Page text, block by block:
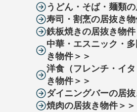
うどん・そば・麺類
寿司・割烹の居抜き物
鉄板焼きの居抜き物件
中華・エスニック・
き物件＞＞
洋食（フレンチ・イ
き物件＞＞
ダイニングバーの居抜
焼肉の居抜き物件＞＞